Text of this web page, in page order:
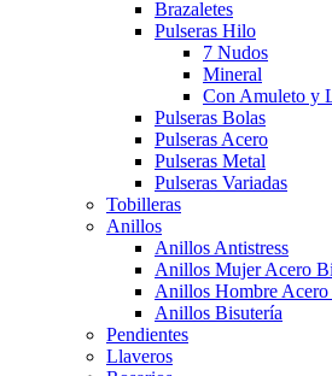
Brazaletes
Pulseras Hilo
7 Nudos
Mineral
Con Amuleto y
Pulseras Bolas
Pulseras Acero
Pulseras Metal
Pulseras Variadas
Tobilleras
Anillos
Anillos Antistress
Anillos Mujer Acero
Anillos Hombre
Anillos Bisutería
Pendientes
Llaveros